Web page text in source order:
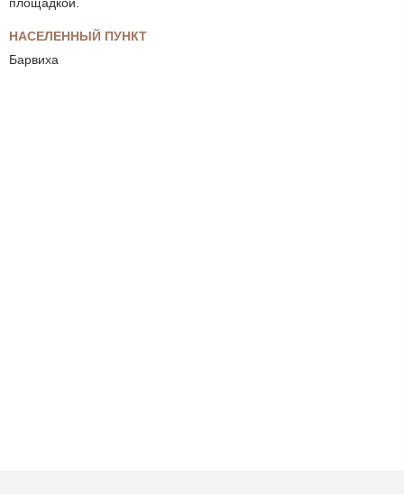
площадкой.
НАСЕЛЕННЫЙ ПУНКТ
Барвиха